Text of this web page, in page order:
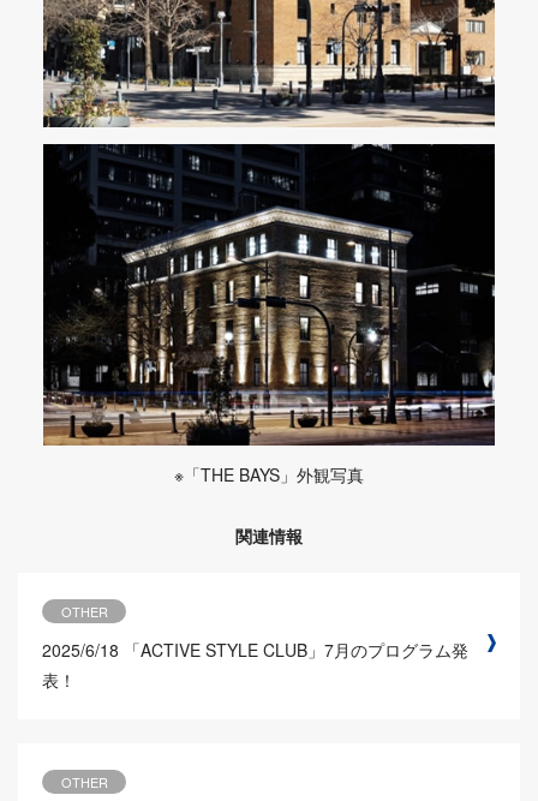
※「THE BAYS」外観写真
関連情報
OTHER
2025/6/18
「ACTIVE STYLE CLUB」7月のプログラム発
表！
OTHER